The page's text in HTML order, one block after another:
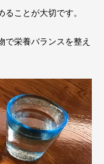
ことが大切です。
で栄養バランスを整え